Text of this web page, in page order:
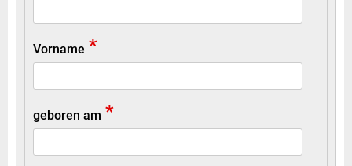
Vorname *
geboren am *